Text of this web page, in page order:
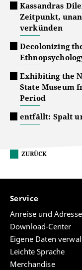
Kassandras
Zeitpunkt,
verkünden
Decolonizing
Exhibiting the
State Museum
Period
entfällt: Spalt
ZURÜCK
Service
Anreise und
Download-Center
Eigene Daten
Leichte Sprache
Merchandise